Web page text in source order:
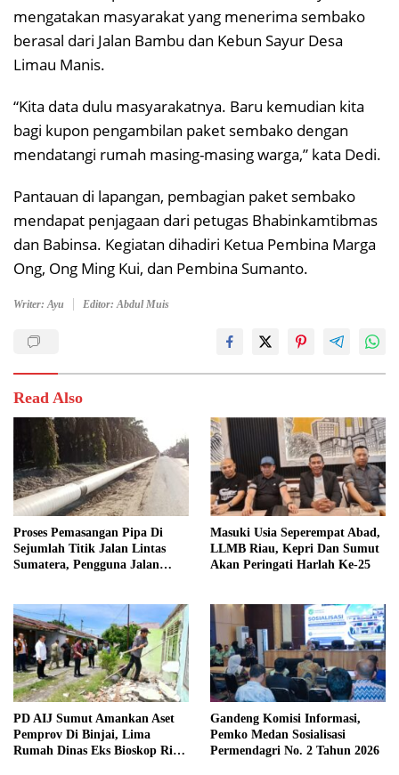
mengatakan masyarakat yang menerima sembako
berasal dari Jalan Bambu dan Kebun Sayur Desa
Limau Manis.
“Kita data dulu masyarakatnya. Baru kemudian kita
bagi kupon pengambilan paket sembako dengan
mendatangi rumah masing-masing warga,” kata Dedi.
Pantauan di lapangan, pembagian paket sembako
mendapat penjagaan dari petugas Bhabinkamtibmas
dan Babinsa. Kegiatan dihadiri Ketua Pembina Marga
Ong, Ong Ming Kui, dan Pembina Sumanto.
Writer: Ayu Editor: Abdul Muis
Read Also
Proses Pemasangan Pipa Di
Sejumlah Titik Jalan Lintas
Sumatera, Pengguna Jalan
Masuki Usia Seperempat Abad,
LLMB Riau, Kepri Dan Sumut
Akan Peringati Harlah Ke-25
PD AIJ Sumut Amankan Aset
Pemprov Di Binjai, Lima
Rumah Dinas Eks Bioskop Ria
Gandeng Komisi Informasi,
Pemko Medan Sosialisasi
Permendagri No. 2 Tahun 2026